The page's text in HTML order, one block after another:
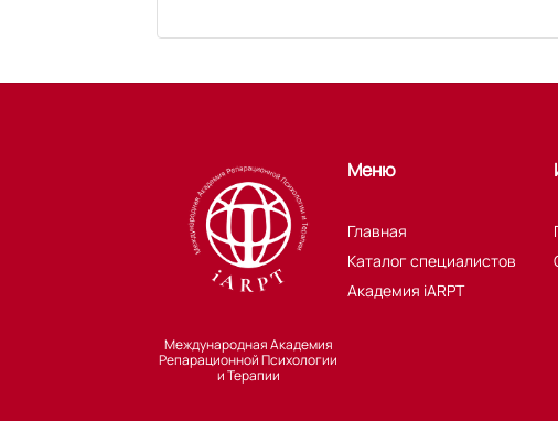
Международная Академия
Репарационной Психологии
и Терапии
Меню
Главная
Каталог специалистов
Академия iARPT